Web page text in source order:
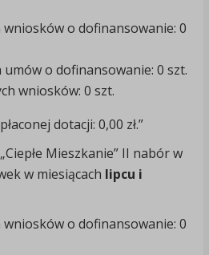
wniosków o dofinansowanie: 0
umów o dofinansowanie: 0 szt.
wniosków: 0 szt.
dotacji: 0,00 zł.”
Mieszkanie” II nabór w
w miesiącach lipcu i
wniosków o dofinansowanie: 0